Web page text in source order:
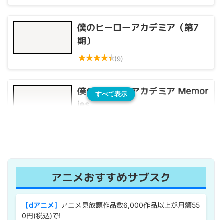
僕のヒーローアカデミア（第7
期）
★★★★★(9)
僕のヒーローアカデミア Memor
ies
すべて表示
アニメおすすめサブスク
【dアニメ】 アニメ見放題作品数6,000作品以上が月額55
0円(税込)で!